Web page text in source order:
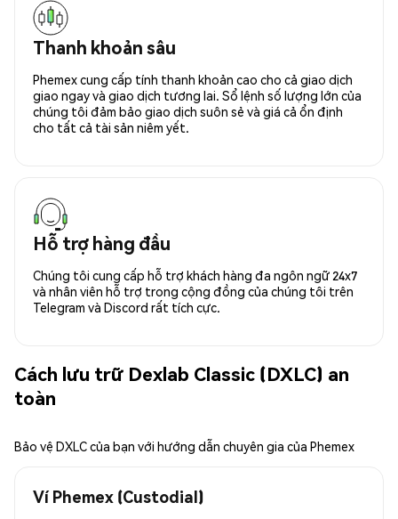
Thanh khoản sâu
Phemex cung cấp tính thanh khoản cao cho cả giao dịch
giao ngay và giao dịch tương lai. Sổ lệnh số lượng lớn của
chúng tôi đảm bảo giao dịch suôn sẻ và giá cả ổn định
cho tất cả tài sản niêm yết.
Hỗ trợ hàng đầu
Chúng tôi cung cấp hỗ trợ khách hàng đa ngôn ngữ 24x7
và nhân viên hỗ trợ trong cộng đồng của chúng tôi trên
Telegram và Discord rất tích cực.
Cách lưu trữ Dexlab Classic (DXLC) an
toàn
Bảo vệ DXLC của bạn với hướng dẫn chuyên gia của Phemex
Ví Phemex (Custodial)